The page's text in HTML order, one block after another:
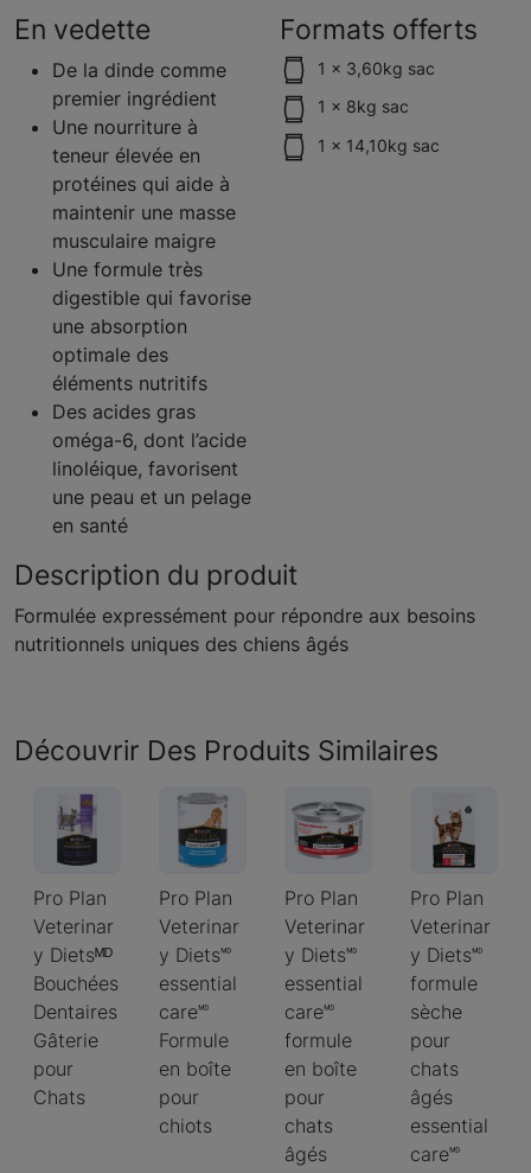
En vedette
De la dinde comme
premier ingrédient
Une nourriture à
teneur élevée en
protéines qui aide à
maintenir une masse
musculaire maigre
Une formule très
digestible qui favorise
une absorption
optimale des
éléments nutritifs
Des acides gras
oméga-6, dont l’acide
linoléique, favorisent
une peau et un pelage
en santé
Formats offerts
1 x 3,60kg sac
1 x 8kg sac
1 x 14,10kg sac
Description du produit
Formulée expressément pour répondre aux besoins
nutritionnels uniques des chiens âgés
Découvrir Des Produits Similaires
Pro Plan
Veterinar
y Dietsᴹᴰ
Bouchées
Dentaires
Gâterie
pour
Chats
Pro Plan
Veterinar
y Diets🅫
essential
care🅫
Formule
en boîte
pour
chiots
Pro Plan
Veterinar
y Diets🅫
essential
care🅫
formule
en boîte
pour
chats
âgés
Pro Plan
Veterinar
y Diets🅫
formule
sèche
pour
chats
âgés
essential
care🅫